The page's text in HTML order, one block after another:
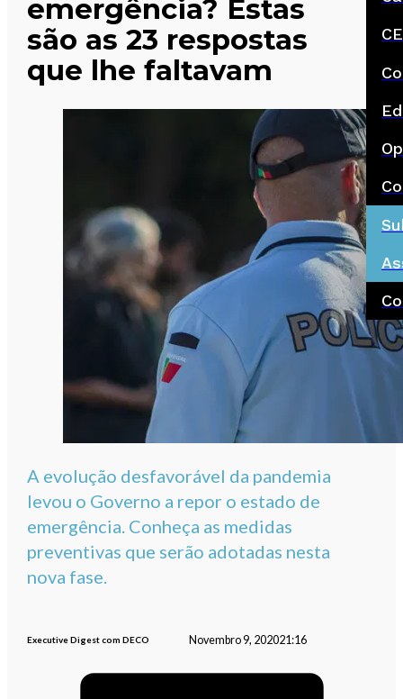
emergência? Estas
são as 23 respostas
que lhe faltavam
A evolução desfavorável da pandemia
levou o Governo a repor o estado de
emergência. Conheça as medidas
preventivas que serão adotadas nesta
nova fase.
Executive Digest com DECO Novembro 9, 202021:16